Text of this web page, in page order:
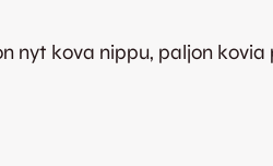
nyt kova nippu, paljon